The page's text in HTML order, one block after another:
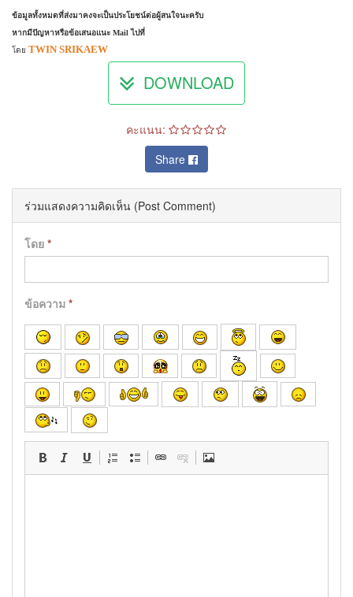
ข้อมูลทั้งหมดที่ส่งมาคงจะเป็นประโยชน์ต่อผู้สนใจนะครับ
หากมีปัญหาหรือข้อเสนอแนะ Mail ไปที่
โดย TWIN SRIKAEW
DOWNLOAD
คะแนน:
Share
ร่วมแสดงความคิดเห็น (Post Comment)
โดย *
ข้อความ *